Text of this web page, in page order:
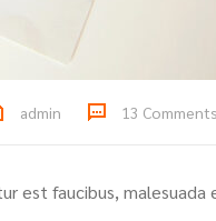
admin 13 Comments
est faucibus, malesuada